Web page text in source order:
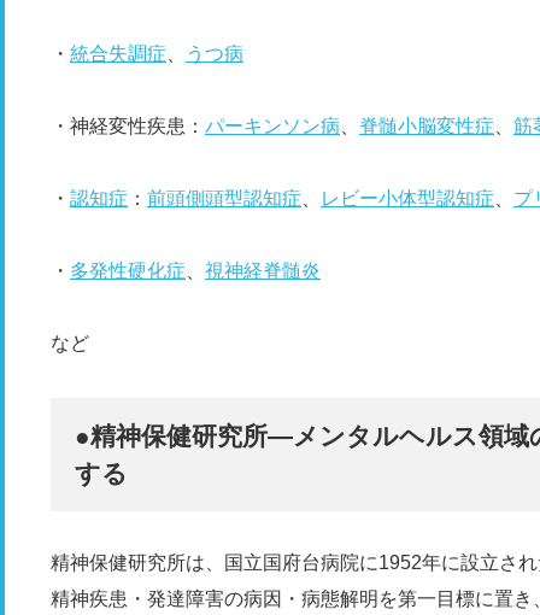
・ 統合失調症 うつ病
・神経変性疾患： パーキンソン病 脊髄小脳変性症 筋
・ 認知症 ： 前頭側頭型認知症 レビー小体型認知症 プ
・ 多発性硬化症 視神経脊髄炎
など
●精神保健研究所―メンタルヘルス領域
する
精神保健研究所は、国立国府台病院に1952年に設立さ
精神疾患・発達障害の病因・病態解明を第一目標に置